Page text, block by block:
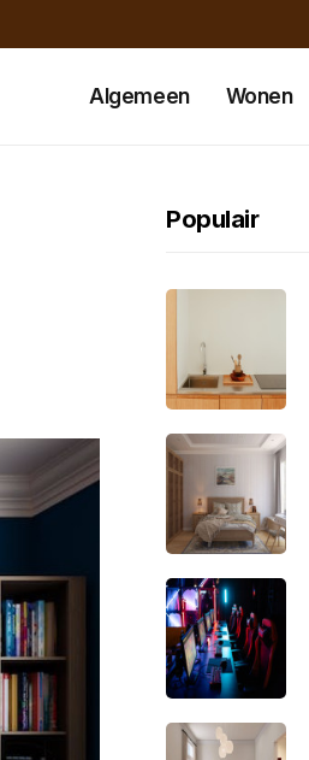
Algemeen Wonen
Populair